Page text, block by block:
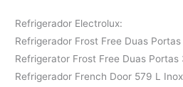
Refrigerador Electrolux:
Refrigerador Frost Free Duas
Refrigerator Frost Free Duas
Refrigerador French Door 579 L